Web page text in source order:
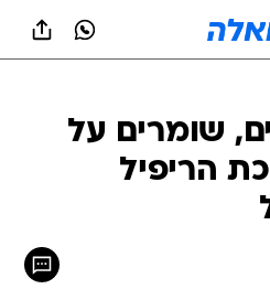
שומרים על
הריפיל